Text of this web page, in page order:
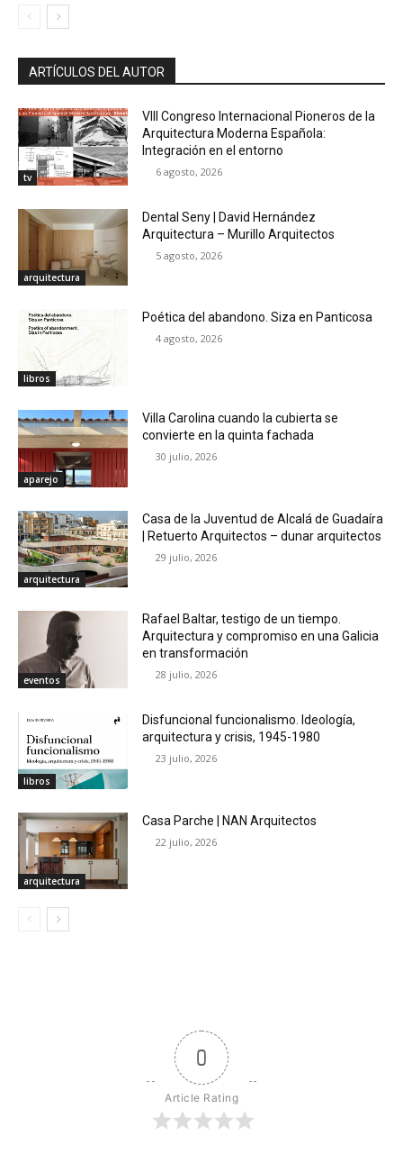
ARTÍCULOS DEL AUTOR
tv
VIII Congreso Internacional Pioneros de la
Arquitectura Moderna Española:
Integración en el entorno
6 agosto, 2026
arquitectura
Dental Seny | David Hernández
Arquitectura – Murillo Arquitectos
5 agosto, 2026
libros
Poética del abandono. Siza en Panticosa
4 agosto, 2026
aparejo
Villa Carolina cuando la cubierta se
convierte en la quinta fachada
30 julio, 2026
arquitectura
Casa de la Juventud de Alcalá de Guadaíra
| Retuerto Arquitectos – dunar arquitectos
29 julio, 2026
eventos
Rafael Baltar, testigo de un tiempo.
Arquitectura y compromiso en una Galicia
en transformación
28 julio, 2026
libros
Disfuncional funcionalismo. Ideología,
arquitectura y crisis, 1945-1980
23 julio, 2026
arquitectura
Casa Parche | NAN Arquitectos
22 julio, 2026
0
Article Rating